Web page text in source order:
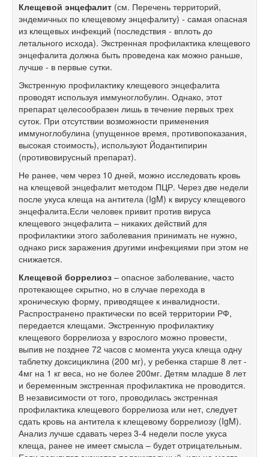
Клещевой энцефалит (см. Перечень территорий,
эндемичных по клещевому энцефалиту) - самая опасная
из клещевых инфекций (последствия - вплоть до
летального исхода). Экстренная профилактика клещевого
энцефалита должна быть проведена как можно раньше,
лучше - в первые сутки.
Экстренную профилактику клещевого энцефалита
проводят используя иммуноглобулин. Однако, этот
препарат целесообразен лишь в течение первых трех
суток. При отсутствии возможности применения
иммуноглобулина (упущенное время, противопоказания,
высокая стоимость), используют Йодантипирин
(противовирусный препарат).
Не ранее, чем через 10 дней, можно исследовать кровь
на клещевой энцефалит методом ПЦР. Через две недели
после укуса клеща на антитела (IgM) к вирусу клещевого
энцефалита.Если человек привит против вируса
клещевого энцефалита – никаких действий для
профилактики этого заболевания принимать не нужно,
однако риск заражения другими инфекциями при этом не
снижается.
Клещевой боррелиоз – опасное заболевание, часто
протекающее скрытно, но в случае перехода в
хроническую форму, приводящее к инвалидности.
Распространено практически по всей территории РФ,
передается клещами. Экстренную профилактику
клещевого боррелиоза у взрослого можно провести,
выпив не позднее 72 часов с момента укуса клеща одну
таблетку доксициклина (200 мг), у ребенка старше 8 лет -
4мг на 1 кг веса, но не более 200мг. Детям младше 8 лет
и беременным экстренная профилактика не проводится.
В независимости от того, проводилась экстренная
профилактика клещевого боррелиоза или нет, следует
сдать кровь на антитела к клещевому боррелиозу (IgM).
Анализ лучше сдавать через 3-4 недели после укуса
клеща, ранее не имеет смысла – будет отрицательным.